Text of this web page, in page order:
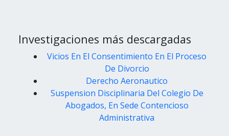
Investigaciones más descargadas
Vicios En El Consentimiento En El Proceso
De Divorcio
Derecho Aeronautico
Suspension Disciplinaria Del Colegio De
Abogados, En Sede Contencioso
Administrativa